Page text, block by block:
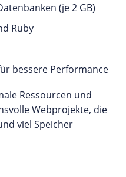
(je 2 GB)
Ruby
bessere Performance
Ressourcen und
Webprojekte, die
viel Speicher